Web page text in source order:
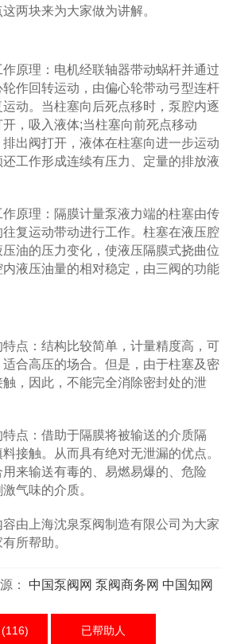
两块来为大家做为讲解。
理：电机经联轴器带动蜗杆并通过
作回转运动，由偏心轮带动弓型连杆
动。当柱塞向后死点移时，泵腔内逐
，吸入液体;当柱塞向前死点移动
出阀打开，液体在柱塞向进一步运动
工作形成连续有压力、定量的排放液
作原理：隔膜计量泵液力端的柱塞由传
复运动带动进行工作。柱塞在液压腔
油的压力变化，使液压隔膜式挠曲位
液压油量的相对稳定，由三阀的功能
：结构比较简单，计量精度高，可
合高压的场合。但是，由于柱塞及密
，因此，不能完全消除密封处的泄
：借助于隔膜将被输送的介质隔
接触。从而具有绝对无泄漏的优点。
用来输送有毒的、易燃易爆的、危险
气味的介质。
上海沈泉泵阀制造有限公司为大家
所帮助。
： 中国泵阀网 泵阀商务网 中国知网
已帮助 人